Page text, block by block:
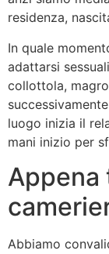
residenza,
In quale
adattarsi
collottola,
luogo inizia il
mani inizio per
Appena
Abbiamo